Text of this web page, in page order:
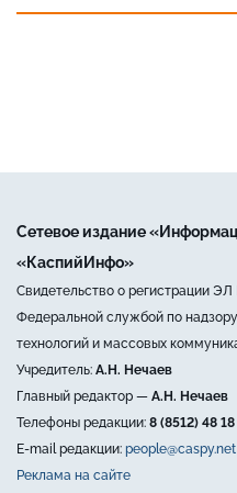
Сетевое издание
«КаспийИнфо»
Свидетельство о регистрации
Федеральной службой по
технологий и массовых
Учредитель: А.Н. Нечаев
Главный редактор — А.Н. Нечаев
Телефоны редакции: 8 (8512) 48 18
E-mail редакции: people@caspy.net
Реклама на сайте